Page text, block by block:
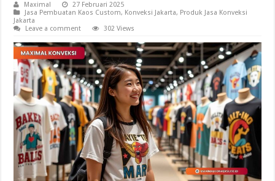
Maximal
27 Februari 2025
Jasa Pembuatan Kaos Custom, Konveksi Jakarta, Produk Jasa Konveksi
Jakarta
Leave a comment
302 Views